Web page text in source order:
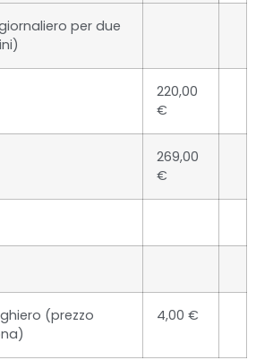
per due
220,00
€
269,00
€
(prezzo
4,00 €